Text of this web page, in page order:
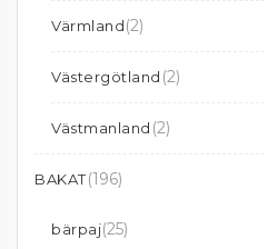
Värmland(2)
Västergötland (2)
Västmanland (2)
BAKAT(196)
bärpaj(25)